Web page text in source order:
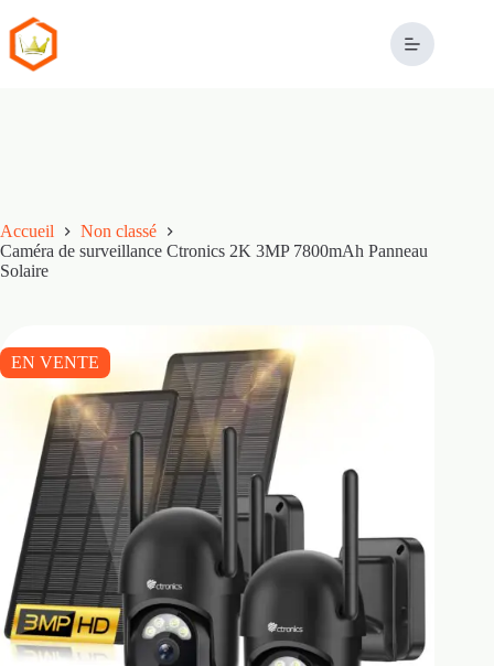
au
contenu
Accueil
Non classé
Caméra de surveillance Ctronics 2K 3MP 7800mAh Panneau
Solaire
EN VENTE